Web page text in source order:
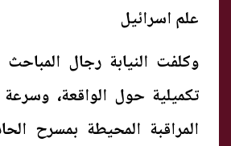
علم اسرائيل
وكلفت النيابة رجال
تكميلية حول الواقعة،
المراقبة المحيطة بمسرح